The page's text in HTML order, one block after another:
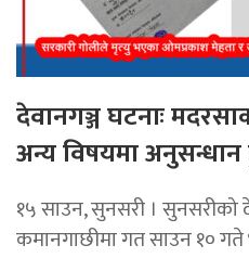
देवानगञ्ज घटनाः
अन्य विषयमा
१५ साउन, सुनसरी । सुनसरीको
कमानगाछीमा गत साउन १०